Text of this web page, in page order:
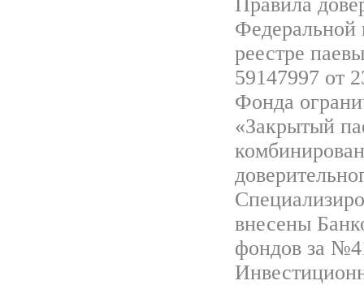
Федеральной
реестре
59147997 от
Фонда
«Закрытый
внесены
фондов за